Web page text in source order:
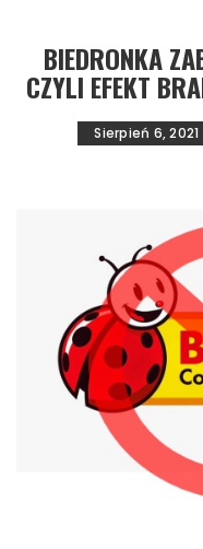
BIEDRONKA
CZYLI EFEKT
Sierpień 6, 2021